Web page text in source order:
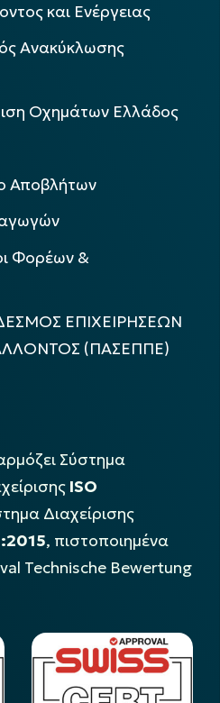
και Ενέργειας
Ανακύκλωσης
Οχημάτων Ελλάδος
Αποβλήτων
Φορέων &
ΕΠΙΧΕΙΡΗΣΕΩΝ
(ΠΑΣΕΠΠΕ)
Σύστημα
ISO
Διαχείρισης
, πιστοποιημένα
Technische Bewertung